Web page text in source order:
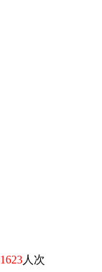
人次